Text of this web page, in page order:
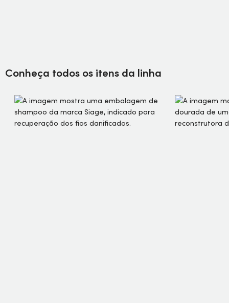
Conheça todos os itens da linha